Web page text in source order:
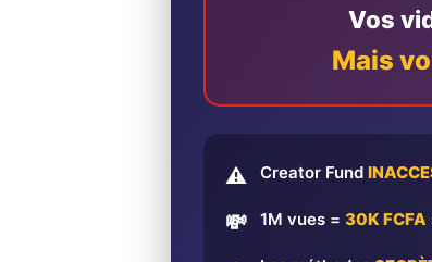
Vos
Mais
⚠️ Creator Fund
💸 1M vues = 30K FCFA